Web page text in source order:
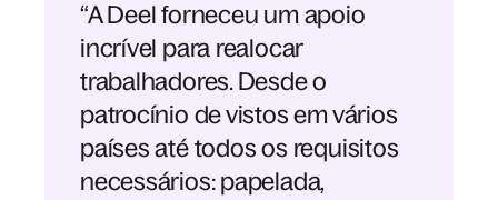
“A Deel forneceu um apoio
incrível para realocar
trabalhadores. Desde o
patrocínio de vistos em vários
países até todos os requisitos
necessários: papelada,